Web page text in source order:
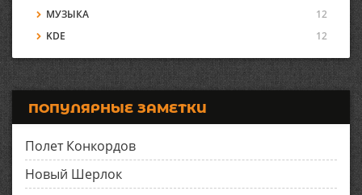
МУЗЫКА
12
KDE
12
ПОПУЛЯРНЫЕ ЗАМЕТКИ
Полет Конкордов
Новый Шерлок